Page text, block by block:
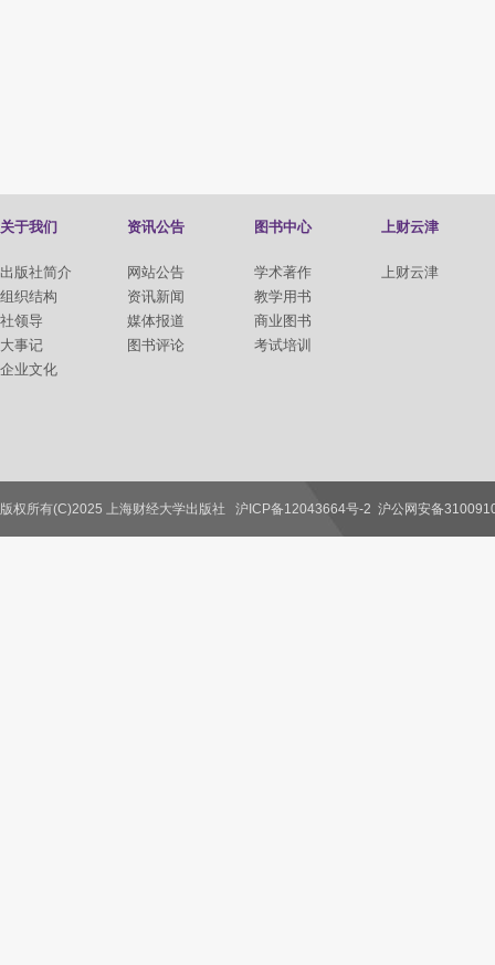
关于我们
出版社简介
组织结构
社领导
大事记
企业文化
资讯公告
网站公告
资讯新闻
媒体报道
图书评论
图书中心
学术著作
教学用书
商业图书
考试培训
上财云津
上财云津
联系我们
版权所有(C)2025 上海财经大学出版社 沪ICP备12043664号-2 沪公网安备